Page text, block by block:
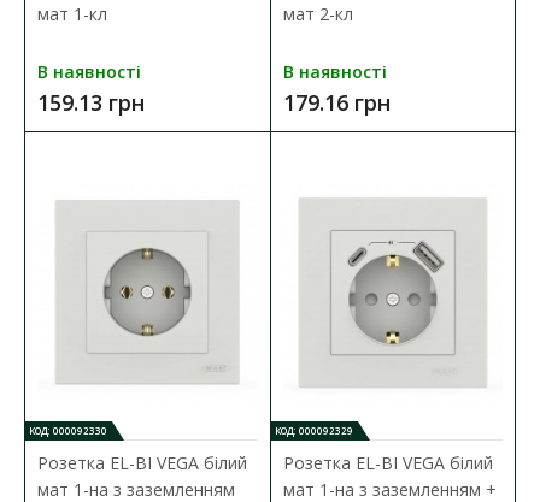
Розетки і вимикачі EL-BI серії VEGA ідеально підходять для
будь-якого типу приміщень. Електр..
159.13 грн
ДО КОШИКА
В порівняння
мат 1-кл
В наявності
159.13 грн
мат 2-кл
В наявності
179.16 грн
КОД: 000092330
Розетка EL-BI VEGA білий
мат 1-на з заземленням
КОД: 000092329
Розетка EL-BI VEGA білий
мат 1-на з заземленням +